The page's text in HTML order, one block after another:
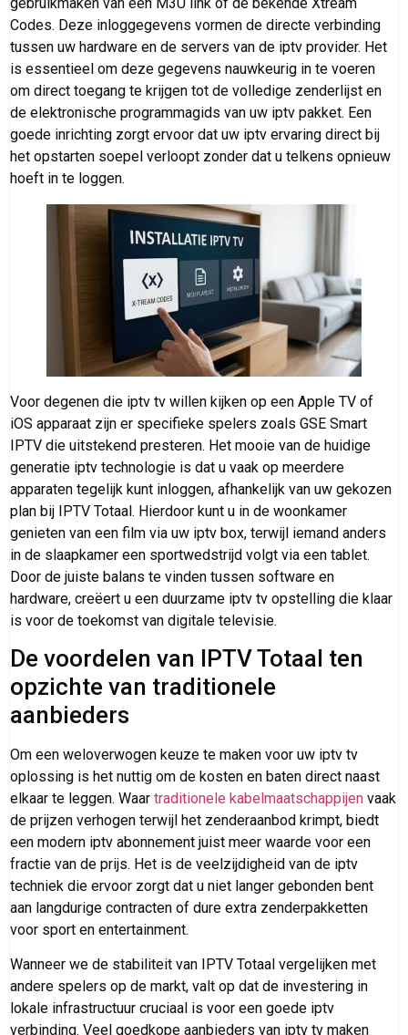
Codes. Deze inloggegevens vormen de directe verbinding
tussen uw hardware en de servers van de iptv provider. Het
is essentieel om deze gegevens nauwkeurig in te voeren
om direct toegang te krijgen tot de volledige zenderlijst en
de elektronische programmagids van uw iptv pakket. Een
goede inrichting zorgt ervoor dat uw iptv ervaring direct bij
het opstarten soepel verloopt zonder dat u telkens opnieuw
hoeft in te loggen.
Voor degenen die iptv tv willen kijken op een Apple TV of
iOS apparaat zijn er specifieke spelers zoals GSE Smart
IPTV die uitstekend presteren. Het mooie van de huidige
generatie iptv technologie is dat u vaak op meerdere
apparaten tegelijk kunt inloggen, afhankelijk van uw gekozen
plan bij IPTV Totaal. Hierdoor kunt u in de woonkamer
genieten van een film via uw iptv box, terwijl iemand anders
in de slaapkamer een sportwedstrijd volgt via een tablet.
Door de juiste balans te vinden tussen software en
hardware, creëert u een duurzame iptv tv opstelling die klaar
is voor de toekomst van digitale televisie.
De voordelen van IPTV Totaal ten
opzichte van traditionele
aanbieders
Om een weloverwogen keuze te maken voor uw iptv tv
oplossing is het nuttig om de kosten en baten direct naast
elkaar te leggen. Waar traditionele kabelmaatschappijen vaak
de prijzen verhogen terwijl het zenderaanbod krimpt, biedt
een modern iptv abonnement juist meer waarde voor een
fractie van de prijs. Het is de veelzijdigheid van de iptv
techniek die ervoor zorgt dat u niet langer gebonden bent
aan langdurige contracten of dure extra zenderpakketten
voor sport en entertainment.
Wanneer we de stabiliteit van IPTV Totaal vergelijken met
andere spelers op de markt, valt op dat de investering in
lokale infrastructuur cruciaal is voor een goede iptv
verbinding. Veel goedkope aanbieders van iptv tv maken